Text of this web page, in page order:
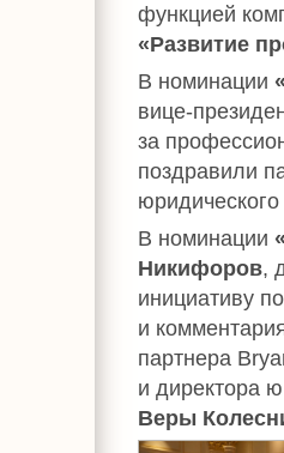
функцией
«Развитие
В номинации
вице-
за
поздравили
В номинации
Никифоров,
инициативу
и
партнера
и директора
Веры